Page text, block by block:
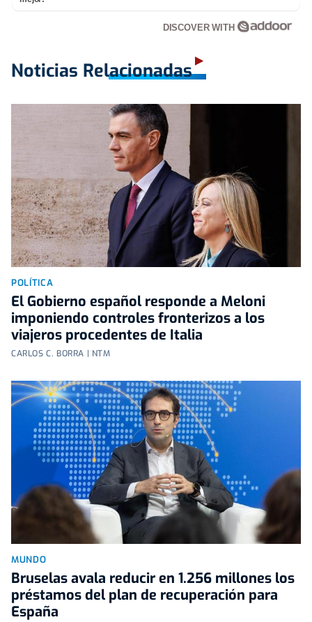
DISCOVER WITH
Noticias Relacionadas
POLÍTICA
El Gobierno español responde a Meloni
imponiendo controles fronterizos a los
viajeros procedentes de Italia
CARLOS C. BORRA | NTM
MUNDO
Bruselas avala reducir en 1.256 millones los
préstamos del plan de recuperación para
España